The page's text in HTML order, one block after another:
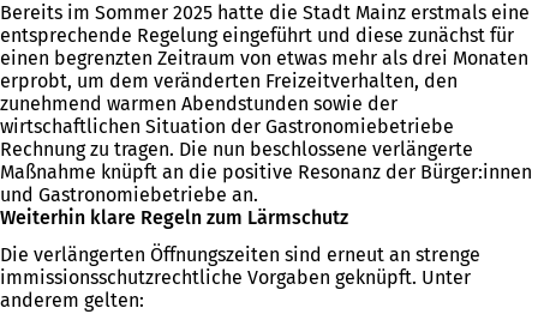
Bereits im Sommer 2025 hatte die Stadt Mainz erstmals eine
entsprechende Regelung eingeführt und diese zunächst für
einen begrenzten Zeitraum von etwas mehr als drei Monaten
erprobt, um dem veränderten Freizeitverhalten, den
zunehmend warmen Abendstunden sowie der
wirtschaftlichen Situation der Gastronomiebetriebe
Rechnung zu tragen. Die nun beschlossene verlängerte
Maßnahme knüpft an die positive Resonanz der Bürger:innen
und Gastronomiebetriebe an.
Weiterhin klare Regeln zum Lärmschutz
Die verlängerten Öffnungszeiten sind erneut an strenge
immissionsschutzrechtliche Vorgaben geknüpft. Unter
anderem gelten: